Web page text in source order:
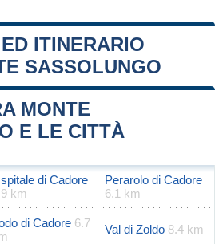
ITINERARIO
SASSOLUNGO
|Map data ©OpenStreetMapcontributors
MONTE
E LE CITTÀ
di Cadore
km
Perarolo di Cadore
6.1 km
di Cadore 6.7
Val di Zoldo 8.4 km